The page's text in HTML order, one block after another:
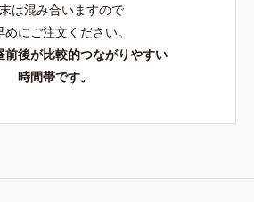
は混み合いますので
めにご注文ください。
前後が比較的つながりやすい
時間帯です。